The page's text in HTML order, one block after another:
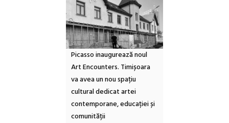
Picasso inaugurează noul
Art Encounters. Timișoara
va avea un nou spațiu
cultural dedicat artei
contemporane, educației și
comunității